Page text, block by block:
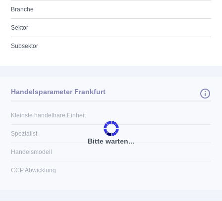
Branche
Sektor
Subsektor
Bitte warten...
Handelsparameter Frankfurt
Kleinste handelbare Einheit
Spezialist
Handelsmodell
CCP Abwicklung